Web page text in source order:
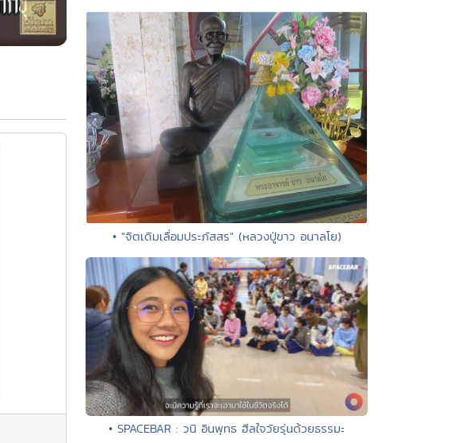
• "จิตเดิมเลื่อมประภัสสร" (หลวงปู่ขาว อนาลโย)
• SPACEBAR : วนิ อินพุทธ ฮีลใจวัยรุ่นด้วยธรรมะ